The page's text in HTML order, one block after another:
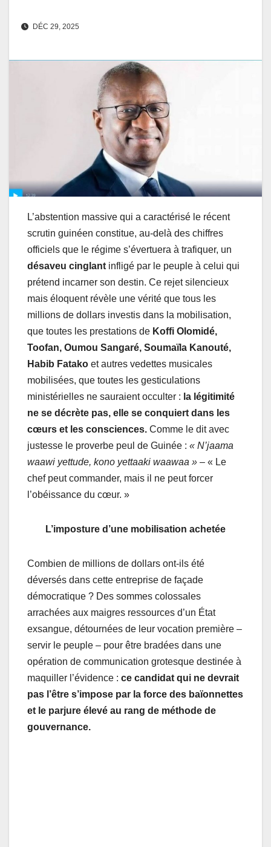
DÉC 29, 2025
L’abstention massive qui a caractérisé le récent
scrutin guinéen constitue, au-delà des chiffres
officiels que le régime s’évertuera à trafiquer, un
désaveu cinglant infligé par le peuple à celui qui
prétend incarner son destin. Ce rejet silencieux
mais éloquent révèle une vérité que tous les
millions de dollars investis dans la mobilisation,
que toutes les prestations de Koffi Olomidé,
Toofan, Oumou Sangaré, Soumaïla Kanouté,
Habib Fatako et autres vedettes musicales
mobilisées, que toutes les gesticulations
ministérielles ne sauraient occulter : la légitimité
ne se décrète pas, elle se conquiert dans les
cœurs et les consciences. Comme le dit avec
justesse le proverbe peul de Guinée : « N’jaama
waawi yettude, kono yettaaki waawaa » – « Le
chef peut commander, mais il ne peut forcer
l’obéissance du cœur. »
L’imposture d’une mobilisation achetée
Combien de millions de dollars ont-ils été
déversés dans cette entreprise de façade
démocratique ? Des sommes colossales
arrachées aux maigres ressources d’un État
exsangue, détournées de leur vocation première –
servir le peuple – pour être bradées dans une
opération de communication grotesque destinée à
maquiller l’évidence : ce candidat qui ne devrait
pas l’être s’impose par la force des baïonnettes
et le parjure élevé au rang de méthode de
gouvernance.